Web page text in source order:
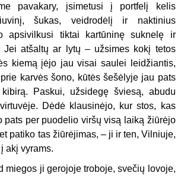
pavakary, įsimetusi į portfelį kelis
šukas, veidrodėlį ir naktinius
apsivilkusi tiktai kartūninę suknelę ir
Jei atšaltų ar lytų – užsimes kokį tetos
kiemą įėjo jau visai saulei leidžiantis,
karvės šono, kūtės šešėlyje jau pats
Paskui, užsidegę šviesą, abudu
Dėdė klausinėjo, kur stos, kas
pats per puodelio viršų visą laiką žiūrėjo
patiko tas žiūrėjimas, – ji ir ten, Vilniuje,
akį vyrams.
miegos ji gerojoje troboje, svečių lovoje,